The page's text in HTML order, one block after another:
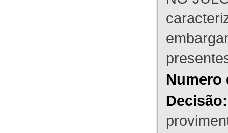
Numero
Decisão: